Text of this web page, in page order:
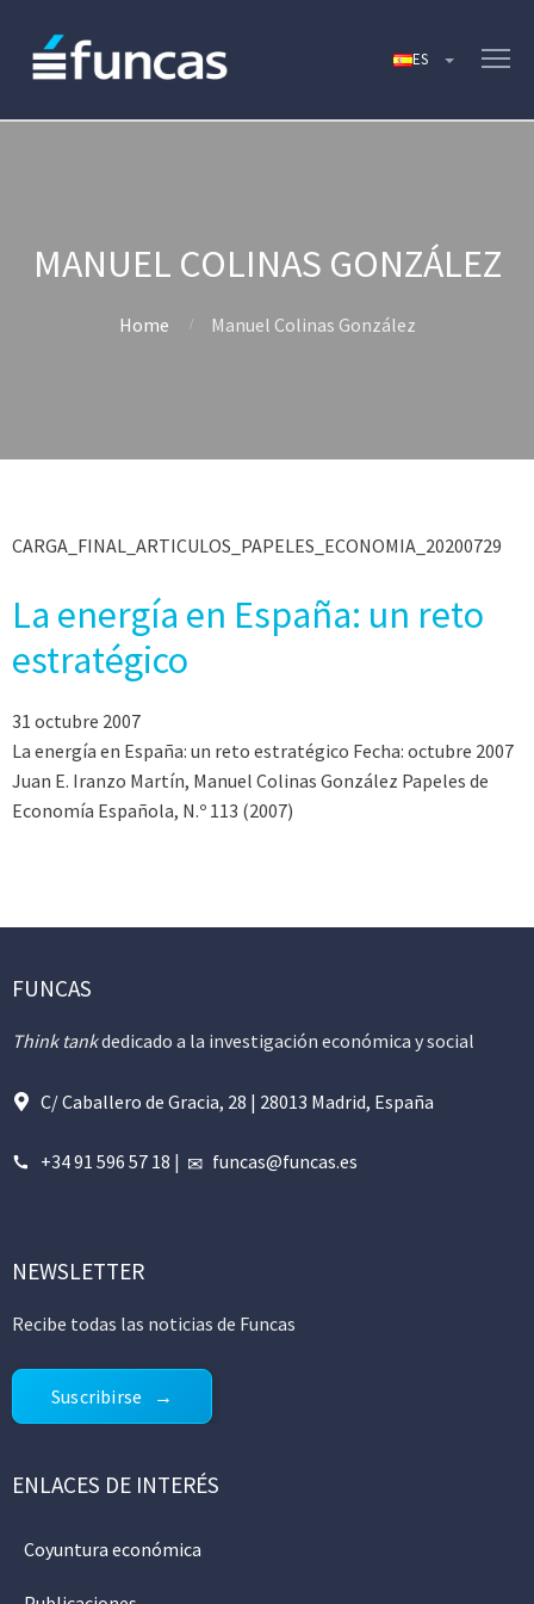
MANUEL COLINAS GONZÁLEZ
Home Manuel Colinas González
CARGA_FINAL_ARTICULOS_PAPELES_ECONOMIA_20200729
La energía en España: un reto
estratégico
31 octubre 2007
La energía en España: un reto estratégico Fecha: octubre 2007
Juan E. Iranzo Martín, Manuel Colinas González Papeles de
Economía Española, N.º 113 (2007)
FUNCAS
Think tankdedicado a la investigación económica y social
C/ Caballero de Gracia, 28 | 28013 Madrid, España
+34 91 596 57 18 | funcas@funcas.es
NEWSLETTER
Recibe todas las noticias de Funcas
Suscribirse
ENLACES DE INTERÉS
Coyuntura económica